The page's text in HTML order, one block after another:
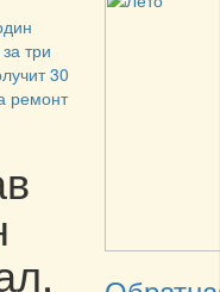
три
30
ремонт